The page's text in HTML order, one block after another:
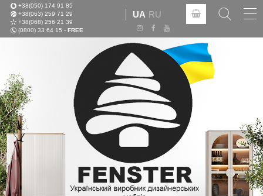
+38(050) 174 91 85
+38(063) 259 71 29
+38(068) 256 21 39
(0800) 33 64 15 - FREE
UA RU